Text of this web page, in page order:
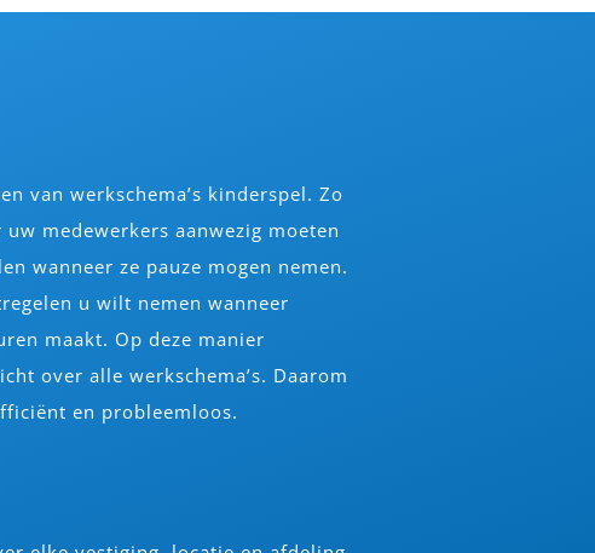
van werkschema’s kinderspel. Zo
medewerkers aanwezig moeten
wanneer ze pauze mogen nemen.
u wilt nemen wanneer
maakt. Op deze manier
over alle werkschema’s. Daarom
en probleemloos.